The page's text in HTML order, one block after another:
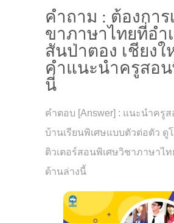
คำถาม : ต้องการ
ขาภาษาไทยที่อำ
สันป่าตอง เชียงใ
คำแนะนำครูสอ
นี่
คำตอบ [Answer] : แนะนำครู
บ้านเรียนพิเศษแบบตัวต่อตัว ดู
ติวเตอร์สอนพิเศษวิชาภาษาไท
ด้านล่างนี้